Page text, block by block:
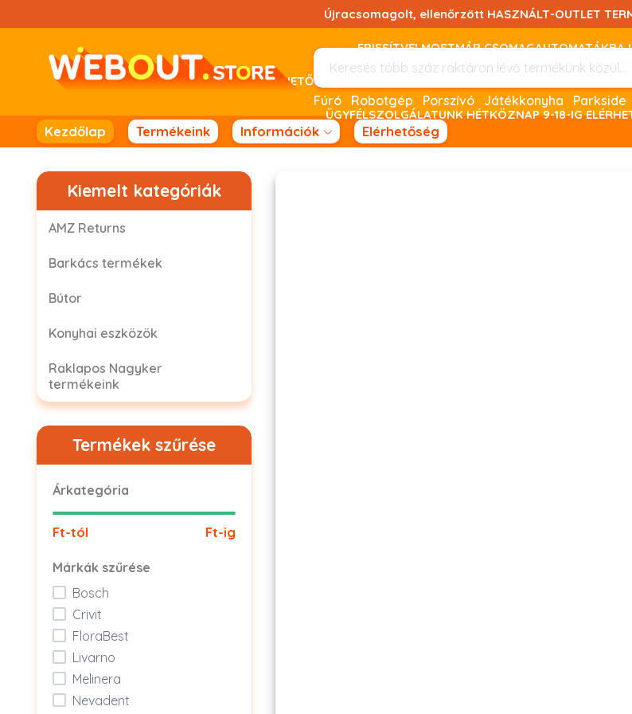
a
Újracsomagolt, ellenőrzött HASZNÁLT-OUTLET
FRISSÍTVE! MOSTMÁR CSOMAGAUTOMATÁKBA
UTÁNVÉTELES FIZETÉSRE NINCS LEHETŐSÉG! FIZETNI ONLINE BANKKÁRTYÁVAL LEHETSÉGES,
ÜGYFÉLSZOLGÁLATUNK HÉTKÖZNAP 9-18-IG
Fúró Robotgép Porszívó Játékkonyha Parkside
Kezdőlap Termékeink Információk Elérhetőség
Kiemelt kategóriák
AMZ Returns
Barkács termékek
Bútor
Konyhai eszközök
Raklapos Nagyker
termékeink
Termékek szűrése
Árkategória
Ft-tól Ft-ig
Márkák szűrése
Bosch
Crivit
FloraBest
Livarno
Melinera
Nevadent